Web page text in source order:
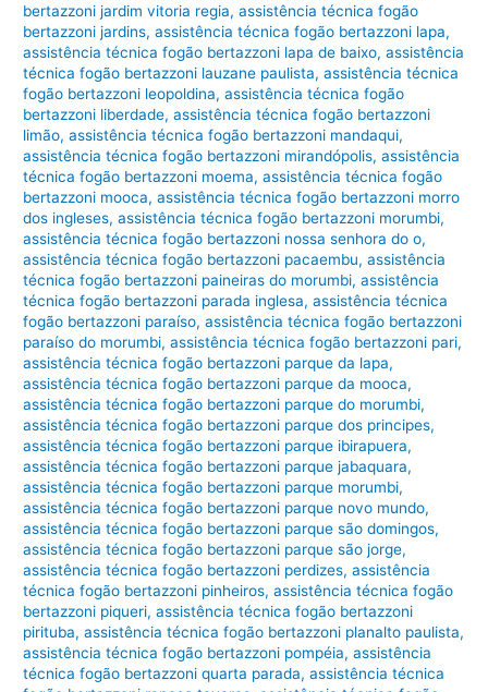
bertazzoni jardim vitoria regia,assistência técnica fogão
bertazzoni jardins,assistência técnica fogão bertazzoni lapa,
assistência técnica fogão bertazzoni lapa de baixo,assistência
técnica fogão bertazzoni lauzane paulista,assistência técnica
fogão bertazzoni leopoldina,assistência técnica fogão
bertazzoni liberdade,assistência técnica fogão bertazzoni
limão,assistência técnica fogão bertazzoni mandaqui,
assistência técnica fogão bertazzoni mirandópolis,assistência
técnica fogão bertazzoni moema,assistência técnica fogão
bertazzoni mooca,assistência técnica fogão bertazzoni morro
dos ingleses,assistência técnica fogão bertazzoni morumbi,
assistência técnica fogão bertazzoni nossa senhora do o,
assistência técnica fogão bertazzoni pacaembu,assistência
técnica fogão bertazzoni paineiras do morumbi,assistência
técnica fogão bertazzoni parada inglesa,assistência técnica
fogão bertazzoni paraíso,assistência técnica fogão bertazzoni
paraíso do morumbi,assistência técnica fogão bertazzoni pari,
assistência técnica fogão bertazzoni parque da lapa,
assistência técnica fogão bertazzoni parque da mooca,
assistência técnica fogão bertazzoni parque do morumbi,
assistência técnica fogão bertazzoni parque dos principes,
assistência técnica fogão bertazzoni parque ibirapuera,
assistência técnica fogão bertazzoni parque jabaquara,
assistência técnica fogão bertazzoni parque morumbi,
assistência técnica fogão bertazzoni parque novo mundo,
assistência técnica fogão bertazzoni parque são domingos,
assistência técnica fogão bertazzoni parque são jorge,
assistência técnica fogão bertazzoni perdizes,assistência
técnica fogão bertazzoni pinheiros,assistência técnica fogão
bertazzoni piqueri,assistência técnica fogão bertazzoni
pirituba,assistência técnica fogão bertazzoni planalto paulista,
assistência técnica fogão bertazzoni pompéia,assistência
técnica fogão bertazzoni quarta parada,assistência técnica